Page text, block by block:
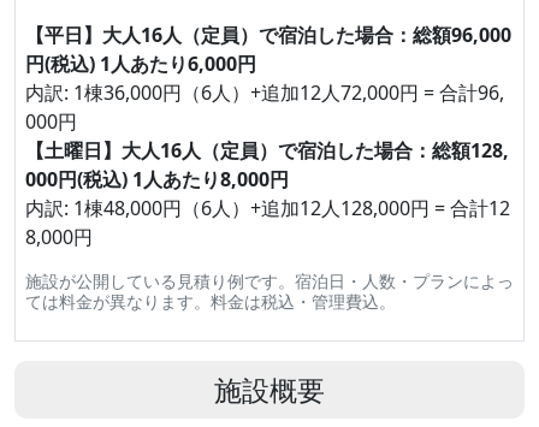
【平日】大人16人（定員）で宿泊した場合：総額96,000
円(税込) 1人あたり6,000円
内訳: 1棟36,000円（6人）+追加12人72,000円 = 合計96,
000円
【土曜日】大人16人（定員）で宿泊した場合：総額128,
000円(税込) 1人あたり8,000円
内訳: 1棟48,000円（6人）+追加12人128,000円 = 合計12
8,000円
施設が公開している見積り例です。宿泊日・人数・プランによっ
ては料金が異なります。料金は税込・管理費込。
施設概要